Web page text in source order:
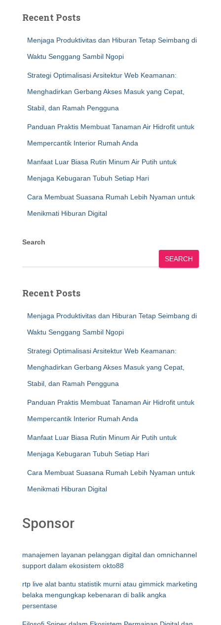
Recent Posts
Menjaga Produktivitas dan Hiburan Tetap Seimbang di
Waktu Senggang Sambil Ngopi
Strategi Optimalisasi Arsitektur Web Keamanan:
Menghadirkan Gerbang Akses Masuk yang Cepat,
Stabil, dan Ramah Pengguna
Panduan Praktis Membuat Tanaman Air Hidrofit untuk
Mempercantik Interior Rumah Anda
Manfaat Luar Biasa Rutin Minum Air Putih untuk
Menjaga Kebugaran Tubuh Setiap Hari
Cara Membuat Suasana Rumah Lebih Nyaman untuk
Menikmati Hiburan Digital
Search
SEARCH
Recent Posts
Menjaga Produktivitas dan Hiburan Tetap Seimbang di
Waktu Senggang Sambil Ngopi
Strategi Optimalisasi Arsitektur Web Keamanan:
Menghadirkan Gerbang Akses Masuk yang Cepat,
Stabil, dan Ramah Pengguna
Panduan Praktis Membuat Tanaman Air Hidrofit untuk
Mempercantik Interior Rumah Anda
Manfaat Luar Biasa Rutin Minum Air Putih untuk
Menjaga Kebugaran Tubuh Setiap Hari
Cara Membuat Suasana Rumah Lebih Nyaman untuk
Menikmati Hiburan Digital
Sponsor
manajemen layanan pelanggan digital dan omnichannel
support dalam ekosistem okto88
rtp live alat bantu statistik murni atau gimmick marketing
belaka mengungkap kebenaran di balik angka
persentase